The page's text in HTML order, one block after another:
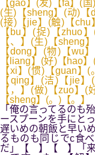
【gao】(发)【fa】(
(生)【sheng】(动)【
(接)【jie】(触)【chu
【bu】(捉)【zhuo
【、】(生)【sheng
【dong】(物)【wu
【liang】(好)【hao
【xi】(惯)【guan】
【qing】(洁)【jie
【，】(做)【zuo】
【sheng】(。)【。】
「俺の言ってるのも
ースプーンを手にと
遅いめの朝飯と早い
るものも同じでc食
だ」【 】【 】「来